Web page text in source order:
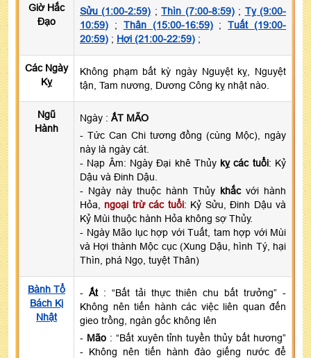
Giờ Hắc
Đạo
Sửu (1:00-2:59) ;Thìn (7:00-8:59); Tỵ (9:00-
10:59) ; Thân (15:00-16:59);Tuất (19:00-
20:59) ; Hợi (21:00-22:59) ;
Các Ngày
Kỵ
Không phạm bất kỳ ngày Nguyệt kỵ, Nguyệt
tận, Tam nương, Dương Công kỵ nhật nào.
Ngũ
Hành
Ngày : ẤT MÃO
- Tức Can Chi tương đồng (cùng Mộc), ngày
này là ngày cát.
- Nạp Âm: Ngày Đại khê Thủy kỵ các tuổi: Kỷ
Dậu và Đinh Dậu.
- Ngày này thuộc hành Thủy khắcvới hành
Hỏa, ngoại trừ các tuổi: Kỷ Sửu, Đinh Dậu và
Kỷ Mùi thuộc hành Hỏa không sợ Thủy.
- Ngày Mão lục hợp với Tuất, tam hợp với Mùi
và Hợi thành Mộc cục (Xung Dậu, hình Tý, hại
Thìn, phá Ngọ, tuyệt Thân)
Bành Tổ
Bách Kị
Nhật
- Ất: “Bất tải thực thiên chu bất trưởng” -
Không nên tiến hành các việc liên quan đến
gieo trồng, ngàn gốc không lên
- Mão: “Bất xuyên tỉnh tuyền thủy bất hương”
- Không nên tiến hành đào giếng nước để